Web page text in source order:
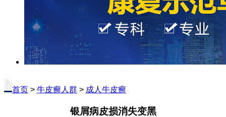
首页 > 牛皮癣人群 > 成人牛皮癣
银屑病皮损消失变黑